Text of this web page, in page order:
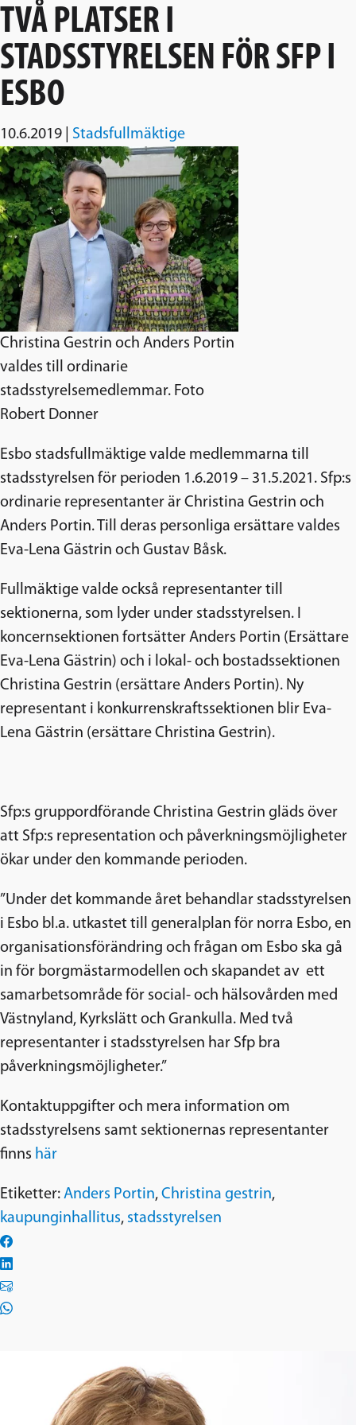
TVÅ PLATSER I
STADSSTYRELSEN FÖR SFP I
ESBO
10.6.2019 Stadsfullmäktige
Christina Gestrin och Anders Portin
valdes till ordinarie
stadsstyrelsemedlemmar. Foto
Robert Donner
Esbo stadsfullmäktige valde medlemmarna till
stadsstyrelsen för perioden 1.6.2019 – 31.5.2021. Sfp:s
ordinarie representanter är Christina Gestrin och
Anders Portin. Till deras personliga ersättare valdes
Eva-Lena Gästrin och Gustav Båsk.
Fullmäktige valde också representanter till
sektionerna, som lyder under stadsstyrelsen. I
koncernsektionen fortsätter Anders Portin (Ersättare
Eva-Lena Gästrin) och i lokal- och bostadssektionen
Christina Gestrin (ersättare Anders Portin). Ny
representant i konkurrenskraftssektionen blir Eva-
Lena Gästrin (ersättare Christina Gestrin).
Sfp:s gruppordförande Christina Gestrin gläds över
att Sfp:s representation och påverkningsmöjligheter
ökar under den kommande perioden.
”Under det kommande året behandlar stadsstyrelsen
i Esbo bl.a. utkastet till generalplan för norra Esbo, en
organisationsförändring och frågan om Esbo ska gå
in för borgmästarmodellen och skapandet av ett
samarbetsområde för social- och hälsovården med
Västnyland, Kyrkslätt och Grankulla. Med två
representanter i stadsstyrelsen har Sfp bra
påverkningsmöjligheter.”
Kontaktuppgifter och mera information om
stadsstyrelsens samt sektionernas representanter
finns här
Etiketter: Anders Portin, Christina gestrin,
kaupunginhallitus, stadsstyrelsen